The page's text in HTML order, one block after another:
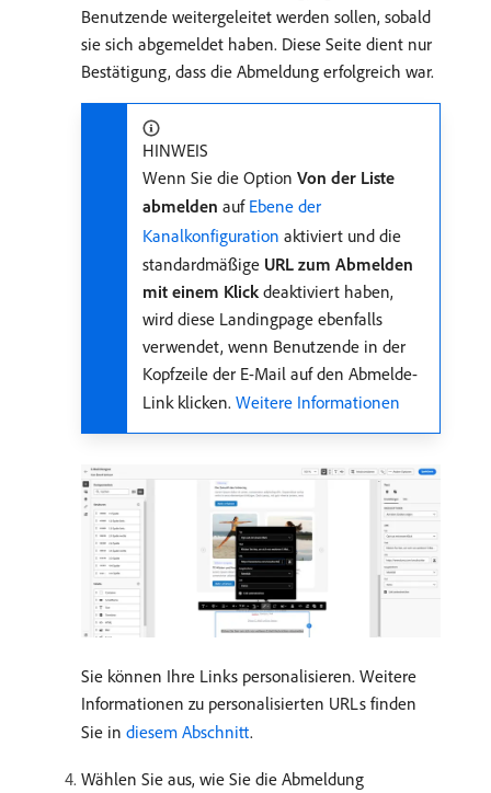
Benutzende weitergeleitet werden sollen, sobald
sie sich abgemeldet haben. Diese Seite dient nur
Bestätigung, dass die Abmeldung erfolgreich war.
HINWEIS
Wenn Sie die Option Von der Liste
abmelden auf Ebene der
Kanalkonfiguration aktiviert und die
standardmäßige URL zum Abmelden
mit einem Klickdeaktiviert haben,
wird diese Landingpage ebenfalls
verwendet, wenn Benutzende in der
Kopfzeile der E-Mail auf den Abmelde-
Link klicken. Weitere Informationen
Sie können Ihre Links personalisieren. Weitere
Informationen zu personalisierten URLs finden
Sie in diesem Abschnitt.
Wählen Sie aus, wie Sie die Abmeldung